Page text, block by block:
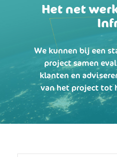
Het net
We kunnen bij een
project samen
klanten en
van het project tot